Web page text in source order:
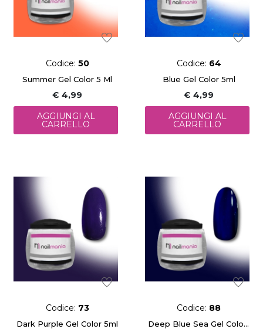
Codice: 50
Summer Gel Color 5 Ml
€ 4,99
AGGIUNGI AL
CARRELLO
Codice: 64
Blue Gel Color 5ml
€ 4,99
AGGIUNGI AL
CARRELLO
Codice: 73
Dark Purple Gel Color 5ml
Codice: 88
Deep Blue Sea Gel Color 5ml